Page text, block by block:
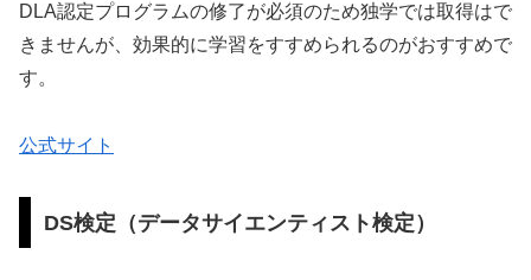
DLA認定プログラムの修了が必須のため独学では取得はで
きませんが、効果的に学習をすすめられるのがおすすめで
す。
公式サイト
DS検定（データサイエンティスト検定）